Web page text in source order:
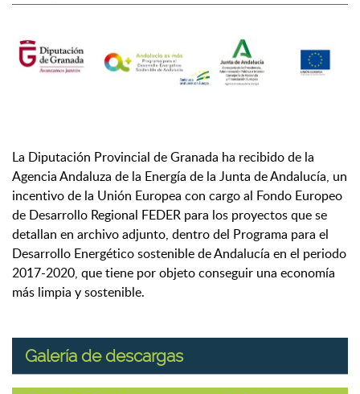
La Diputación Provincial de Granada ha recibido de la
Agencia Andaluza de la Energía de la Junta de Andalucía, un
incentivo de la Unión Europea con cargo al Fondo Europeo
de Desarrollo Regional FEDER para los proyectos que se
detallan en archivo adjunto, dentro del Programa para el
Desarrollo Energético sostenible de Andalucía en el periodo
2017-2020, que tiene por objeto conseguir una economía
más limpia y sostenible.
Galería de descargas